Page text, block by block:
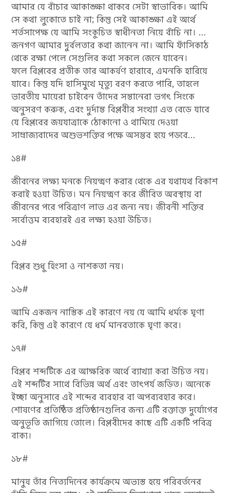
আমার যে বাঁচার আকাঙ্ক্ষা থাকবে সেটা স্বাভাবিক। আমি
সে কথা লুকোতে চাই না; কিন্তু সেই আকাঙ্ক্ষা এই অর্থে
শর্তসাপেক্ষ যে আমি সংকুচিত স্বাধীনতা নিয়ে বাঁচি না। …
জনগণ আমার দুর্বলতার কথা জানেন না। আমি ফাঁসিকাঠ
থেকে রক্ষা পেলে সেগুলির কথা সকলে জেনে যাবেন।
ফলে বিপ্লবের প্রতীক তার আকর্ষণ হারাবে, এমনকি হারিয়ে
যাবে। কিন্তু যদি হাসিমুখে মৃত্যু বরণ করতে পারি, তাহলে
ভারতীয় মায়েরা চাইবেন তাঁদের সন্তানেরা ভগৎ সিংকে
অনুসরণ করুক, এবং দুর্দান্ত বিপ্লবীর সংখ্যা এত বেড়ে যাবে
যে বিপ্লবের জয়যাত্রাকে ঠোকানো ও থামিয়ে দেওয়া
সাম্রাজ্যবাদের অশুভশক্তির পক্ষে অসম্ভব হয়ে পড়বে…
১৪#
জীবনের লক্ষ্য মনকে নিয়ন্ত্রণ করার থেকে এর যথাযথ বিকাশ
করাই হওয়া উচিত। মন নিয়ন্ত্রণ করে জীবিত অবস্থায় বা
জীবনের পরে পরিত্রাণ লাভ এর জন্য নয়। জীবনী শক্তির
সর্বোত্তম ব্যবহারই এর লক্ষ্য হওয়া উচিত।
১৫#
বিপ্লব শুধু হিংসা ও নাশকতা নয়।
১৬#
আমি একজন নাস্তিক এই কারণে নয় যে আমি ধর্মকে ঘৃণা
করি, কিন্তু এই কারণে যে ধর্ম মানবতাকে ঘৃণা করে।
১৭#
বিপ্লব শব্দটিকে এর আক্ষরিক অর্থে ব্যাখ্যা করা উচিত নয়।
এই শব্দটির সাথে বিভিন্ন অর্থ এবং তাৎপর্য জড়িত। অনেকে
ইচ্ছা অনুসারে এই শব্দের ব্যবহার বা অপব্যবহার করে।
শোষণের প্রতিষ্ঠিত প্রতিষ্ঠানগুলির জন্য এটি রক্তাক্ত দুর্যোগের
অনুভূতি জাগিয়ে তোলে। বিপ্লবীদের কাছে এটি একটি পবিত্র
বাক্য।
১৮#
মানুষ তাঁর নিত্যদিনের কার্যক্রমে অভ্যস্ত হয়ে পরিবর্তনের